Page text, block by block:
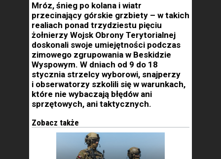
Mróz, śnieg po kolana i wiatr
przecinający górskie grzbiety – w takich
realiach ponad trzydziestu pięciu
żołnierzy Wojsk Obrony Terytorialnej
doskonali swoje umiejętności podczas
zimowego zgrupowania w Beskidzie
Wyspowym. W dniach od 9 do 18
stycznia strzelcy wyborowi, snajperzy
i obserwatorzy szkolili się w warunkach,
które nie wybaczają błędów ani
sprzętowych, ani taktycznych.
Zobacz także